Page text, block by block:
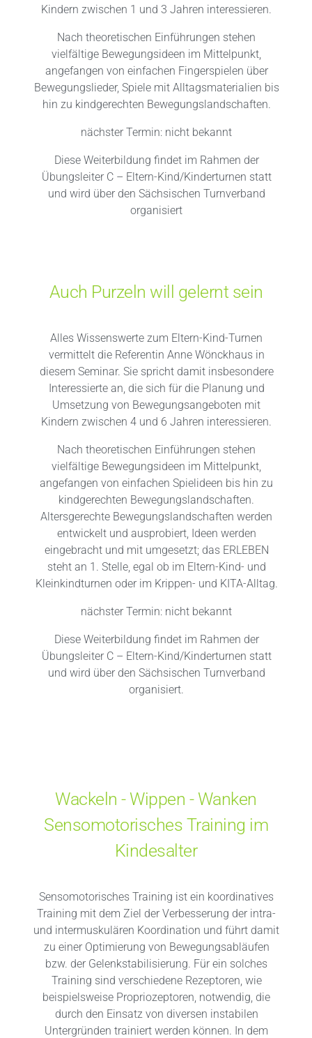
Kindern zwischen 1 und 3 Jahren interessieren.
Nach theoretischen Einführungen stehen
vielfältige Bewegungsideen im Mittelpunkt,
angefangen von einfachen Fingerspielen über
Bewegungslieder, Spiele mit Alltagsmaterialien bis
hin zu kindgerechten Bewegungslandschaften.
nächster Termin: nicht bekannt
Diese Weiterbildung findet im Rahmen der
Übungsleiter C – Eltern-Kind/Kinderturnen statt
und wird über den Sächsischen Turnverband
organisiert
Auch Purzeln will gelernt sein
Alles Wissenswerte zum Eltern-Kind-Turnen
vermittelt die Referentin Anne Wönckhaus in
diesem Seminar. Sie spricht damit insbesondere
Interessierte an, die sich für die Planung und
Umsetzung von Bewegungsangeboten mit
Kindern zwischen 4 und 6 Jahren interessieren.
Nach theoretischen Einführungen stehen
vielfältige Bewegungsideen im Mittelpunkt,
angefangen von einfachen Spielideen bis hin zu
kindgerechten Bewegungslandschaften.
Altersgerechte Bewegungslandschaften werden
entwickelt und ausprobiert, Ideen werden
eingebracht und mit umgesetzt; das ERLEBEN
steht an 1. Stelle, egal ob im Eltern-Kind- und
Kleinkindturnen oder im Krippen- und KITA-Alltag.
nächster Termin: nicht bekannt
Diese Weiterbildung findet im Rahmen der
Übungsleiter C – Eltern-Kind/Kinderturnen statt
und wird über den Sächsischen Turnverband
organisiert.
Wackeln - Wippen - Wanken
Sensomotorisches Training im
Kindesalter
Sensomotorisches Training ist ein koordinatives
Training mit dem Ziel der Verbesserung der intra-
und intermuskulären Koordination und führt damit
zu einer Optimierung von Bewegungsabläufen
bzw. der Gelenkstabilisierung. Für ein solches
Training sind verschiedene Rezeptoren, wie
beispielsweise Propriozeptoren, notwendig, die
durch den Einsatz von diversen instabilen
Untergründen trainiert werden können. In dem